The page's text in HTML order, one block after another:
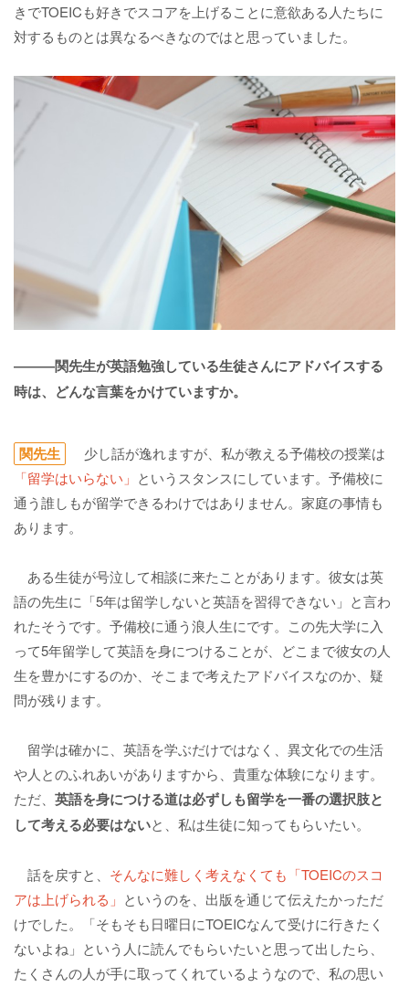
きでTOEICも好きでスコアを上げることに意欲ある人たちに
対するものとは異なるべきなのではと思っていました。
―――関先生が英語勉強している生徒さんにアドバイスする
時は、どんな言葉をかけていますか。
関先生
少し話が逸れますが、私が教える予備校の授業は
「留学はいらない」 というスタンスにしています。予備校に
通う誰しもが留学できるわけではありません。家庭の事情も
あります。
ある生徒が号泣して相談に来たことがあります。彼女は英
語の先生に「5年は留学しないと英語を習得できない」と言わ
れたそうです。予備校に通う浪人生にです。この先大学に入
って5年留学して英語を身につけることが、どこまで彼女の人
生を豊かにするのか、そこまで考えたアドバイスなのか、疑
問が残ります。
留学は確かに、英語を学ぶだけではなく、異文化での生活
や人とのふれあいがありますから、貴重な体験になります。
ただ、 英語を身につける道は必ずしも留学を一番の選択肢と
して考える必要はないと、私は生徒に知ってもらいたい。
話を戻すと、 そんなに難しく考えなくても「TOEICのスコ
アは上げられる」 というのを、出版を通じて伝えたかっただ
けでした。「そもそも日曜日にTOEICなんて受けに行きたく
ないよね」という人に読んでもらいたいと思って出したら、
たくさんの人が手に取ってくれているようなので、私の思い